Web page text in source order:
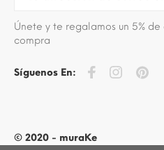
Únete y te regalamos un 5%
compra
Síguenos En:
© 2020 - muraKe